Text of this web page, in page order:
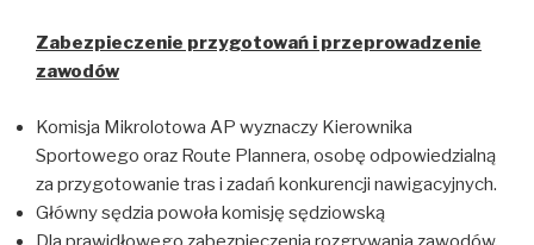
Zabezpieczenie przygotowań i przeprowadzenie
zawodów
Komisja Mikrolotowa AP wyznaczy Kierownika
Sportowego oraz Route Plannera, osobę odpowiedzialną
za przygotowanie tras i zadań konkurencji nawigacyjnych.
Główny sędzia powoła komisję sędziowską